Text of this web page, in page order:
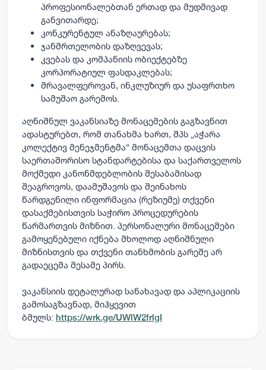
პროფესიონალებთან ერთად და მუდმივად
განვითარდე;
კონკურენტულ ანაზღაურებას;
ჯანმრთელობის დაზღვევას;
კვებას და კომპანიის ობიექტებზე
კორპორატიულ ფასდაკლებას;
მრავალფეროვან, ინკლუზიურ და უსაფრთხო
სამუშაო გარემოს.
აღნიშნულ ვაკანსიაზე მონაცემების გაგზავნით
ადასტურებთ, რომ თანახმა ხართ, შპს „აჭარა
კოლექტივ მენეჯმენტმა“ მონაცემთა დაცვის
საერთაშორისო სტანდარტებისა და საქართველოს
მოქმედი კანონმდებლობის შესაბამისად
შეაგროვოს, დაამუშავოს და შეინახოს
წარდგენილი ინფორმაცია (რეზიუმე) თქვენი
დასაქმებისთვის საჭირო პროცედურების
წარმართვის მიზნით. პერსონალური მონაცემები
გამოყენებული იქნება მხოლოდ აღნიშნული
მიზნისთვის და თქვენი თანხმობის გარეშე არ
გადაეცემა მესამე პირს.
ვაკანსიის დეტალურად სანახავად და აპლიკაციის
გამოსაგზავნად, მიჰყევით
ბმულს: https://wrk.ge/UWlW2frlgI